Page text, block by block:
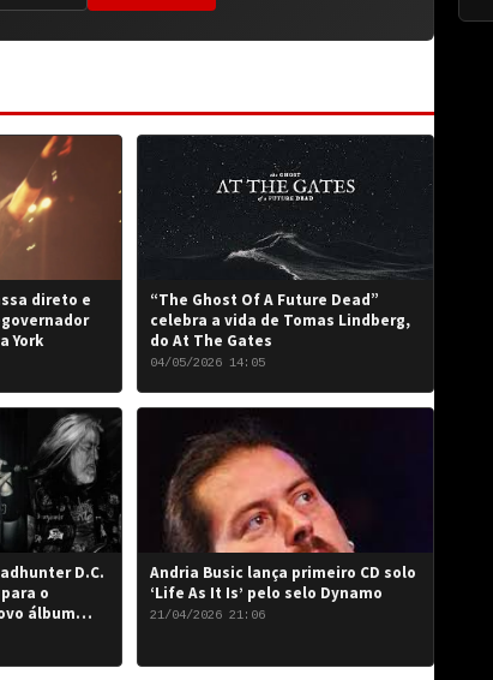
direto e
York
“The Ghost Of A Future Dead”
celebra a vida de Tomas Lindberg,
do At The Gates
04/05/2026 14:05
D.C.
o
álbum
6 de junho
Andria Busic lança primeiro CD solo
‘Life As It Is’ pelo selo Dynamo
21/04/2026 21:06